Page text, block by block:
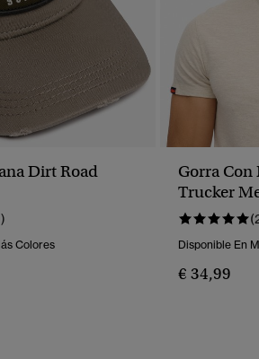
Dirt Road
Colores
Gorra
Trucker
Disponible En
€ 34,99